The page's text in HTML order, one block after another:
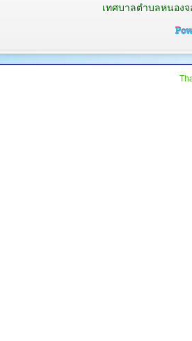
เทศบาลตำบลหนองจ